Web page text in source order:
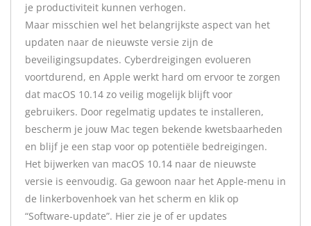
je productiviteit kunnen verhogen.
Maar misschien wel het belangrijkste aspect van het
updaten naar de nieuwste versie zijn de
beveiligingsupdates. Cyberdreigingen evolueren
voortdurend, en Apple werkt hard om ervoor te zorgen
dat macOS 10.14 zo veilig mogelijk blijft voor
gebruikers. Door regelmatig updates te installeren,
bescherm je jouw Mac tegen bekende kwetsbaarheden
en blijf je een stap voor op potentiële bedreigingen.
Het bijwerken van macOS 10.14 naar de nieuwste
versie is eenvoudig. Ga gewoon naar het Apple-menu in
de linkerbovenhoek van het scherm en klik op
“Software-update”. Hier zie je of er updates